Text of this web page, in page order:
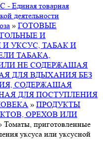
Единая товарная
деятельности
» ГОТОВЫЕ
И
УКСУС, ТАБАК И
ТАБАКА,
НЕ СОДЕРЖАЩАЯ
ДЛЯ ВДЫХАНИЯ БЕЗ
СОДЕРЖАЩАЯ
ДЛЯ ПОСТУПЛЕНИЯ
» ПРОДУКТЫ
ОРЕХОВ ИЛИ
Томаты, приготовленные
уксуса или уксусной